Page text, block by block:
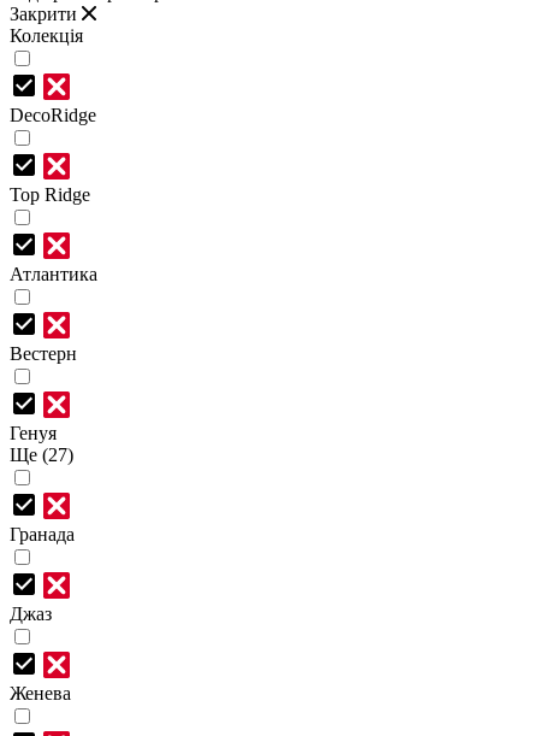
Закрити
Колекція
DecoRidge
Top Ridge
Атлантика
Вестерн
Генуя
Ще (27)
Гранада
Джаз
Женева